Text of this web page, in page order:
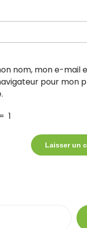
nom, mon e-mail
pour mon
= 1